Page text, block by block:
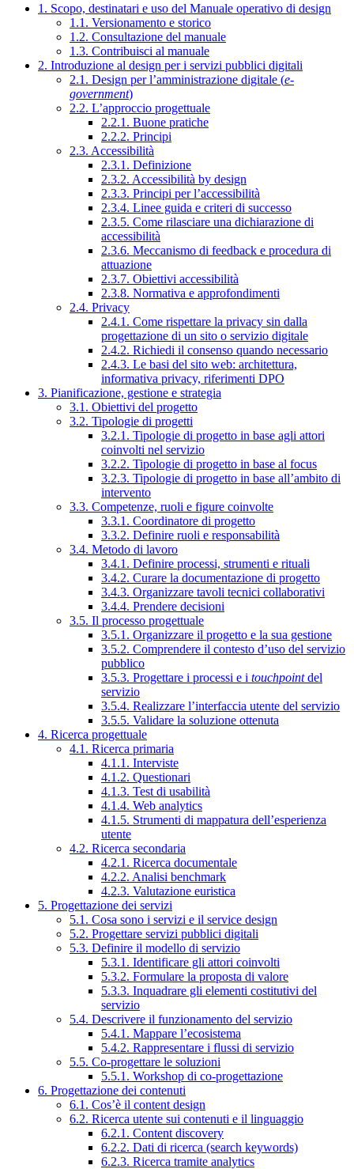
1. Scopo, destinatari e uso del Manuale operativo di design
1.1. Versionamento e storico
1.2. Consultazione del manuale
1.3. Contribuisci al manuale
2. Introduzione al design per i servizi pubblici digitali
2.1. Design per l’amministrazione digitale (e-
government)
2.2. L’approccio progettuale
2.2.1. Buone pratiche
2.2.2. Principi
2.3. Accessibilità
2.3.1. Definizione
2.3.2. Accessibilità by design
2.3.3. Principi per l’accessibilità
2.3.4. Linee guida e criteri di successo
2.3.5. Come rilasciare una dichiarazione di
accessibilità
2.3.6. Meccanismo di feedback e procedura di
attuazione
2.3.7. Obiettivi accessibilità
2.3.8. Normativa e approfondimenti
2.4. Privacy
2.4.1. Come rispettare la privacy sin dalla
progettazione di un sito o servizio digitale
2.4.2. Richiedi il consenso quando necessario
2.4.3. Le basi del sito web: architettura,
informativa privacy, riferimenti DPO
3. Pianificazione, gestione e strategia
3.1. Obiettivi del progetto
3.2. Tipologie di progetti
3.2.1. Tipologie di progetto in base agli attori
coinvolti nel servizio
3.2.2. Tipologie di progetto in base al focus
3.2.3. Tipologie di progetto in base all’ambito di
intervento
3.3. Competenze, ruoli e figure coinvolte
3.3.1. Coordinatore di progetto
3.3.2. Definire ruoli e responsabilità
3.4. Metodo di lavoro
3.4.1. Definire processi, strumenti e rituali
3.4.2. Curare la documentazione di progetto
3.4.3. Organizzare tavoli tecnici collaborativi
3.4.4. Prendere decisioni
3.5. Il processo progettuale
3.5.1. Organizzare il progetto e la sua gestione
3.5.2. Comprendere il contesto d’uso del servizio
pubblico
3.5.3. Progettare i processi e i touchpointdel
servizio
3.5.4. Realizzare l’interfaccia utente del servizio
3.5.5. Validare la soluzione ottenuta
4. Ricerca progettuale
4.1. Ricerca primaria
4.1.1. Interviste
4.1.2. Questionari
4.1.3. Test di usabilità
4.1.4. Web analytics
4.1.5. Strumenti di mappatura dell’esperienza
utente
4.2. Ricerca secondaria
4.2.1. Ricerca documentale
4.2.2. Analisi benchmark
4.2.3. Valutazione euristica
5. Progettazione dei servizi
5.1. Cosa sono i servizi e il service design
5.2. Progettare servizi pubblici digitali
5.3. Definire il modello di servizio
5.3.1. Identificare gli attori coinvolti
5.3.2. Formulare la proposta di valore
5.3.3. Inquadrare gli elementi costitutivi del
servizio
5.4. Descrivere il funzionamento del servizio
5.4.1. Mappare l’ecosistema
5.4.2. Rappresentare i flussi di servizio
5.5. Co-progettare le soluzioni
5.5.1. Workshop di co-progettazione
6. Progettazione dei contenuti
6.1. Cos’è il content design
6.2. Ricerca utente sui contenuti e il linguaggio
6.2.1. Content discovery
6.2.2. Dati di ricerca (search keywords)
6.2.3. Ricerca tramite analytics